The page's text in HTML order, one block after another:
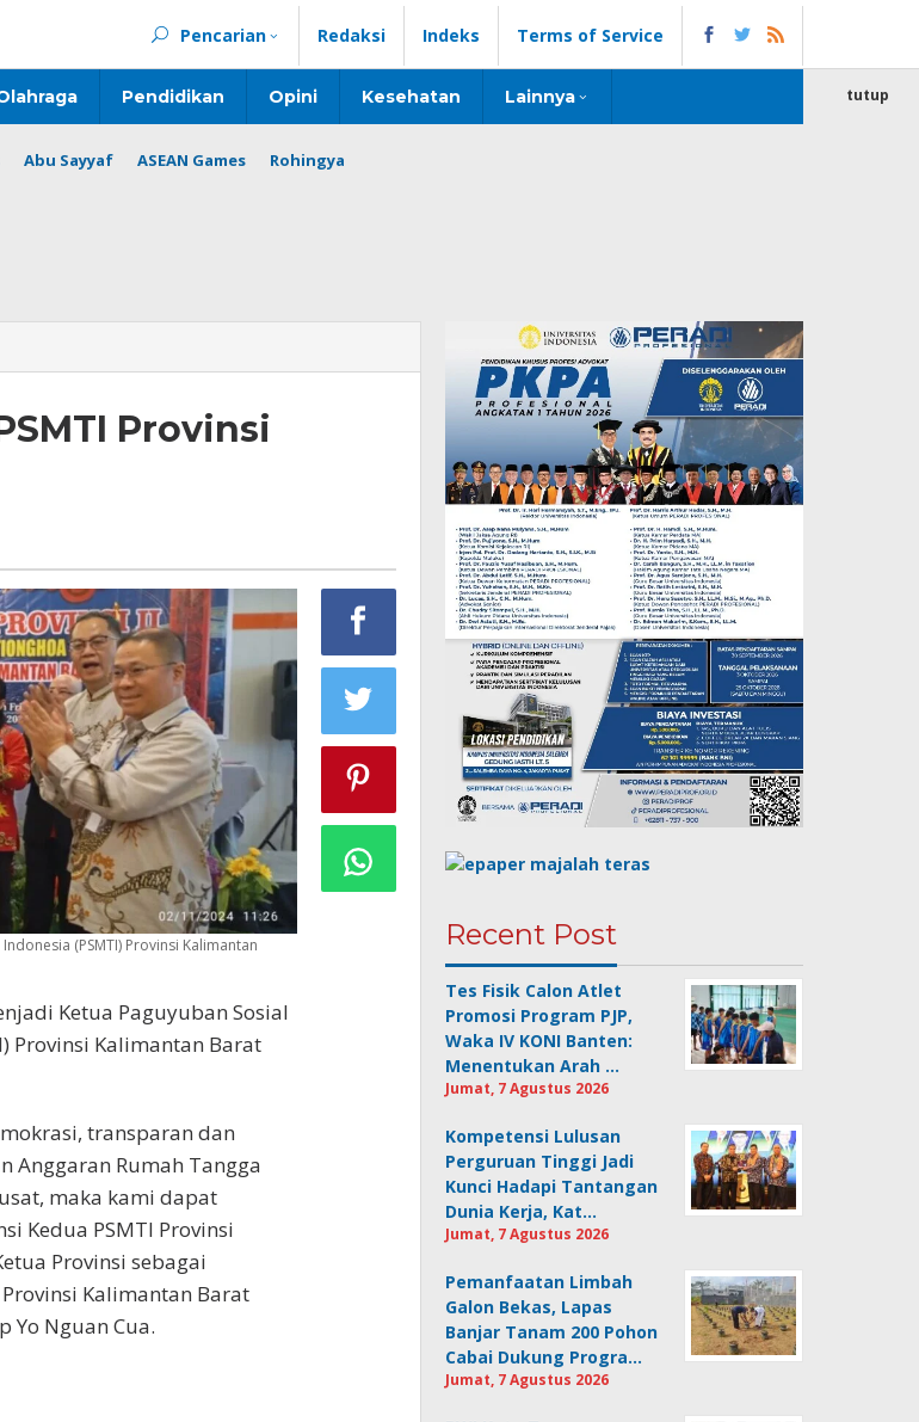
Pencarian Redaksi Indeks Terms of Service
Pendidikan Opini Kesehatan Lainnya
Abu Sayyaf ASEAN Games Rohingya
tutup
Provinsi
(PSMTI) Provinsi Kalimantan
Ketua Paguyuban Sosial
Provinsi Kalimantan Barat
transparan dan
Anggaran Rumah Tangga
maka kami dapat
Kedua PSMTI Provinsi
Provinsi sebagai
Kalimantan Barat
Yo Nguan Cua.
Recent Post
Tes Fisik Calon Atlet
Promosi Program PJP,
Waka IV KONI Banten:
Menentukan Arah …
Jumat, 7 Agustus 2026
Kompetensi Lulusan
Perguruan Tinggi Jadi
Kunci Hadapi Tantangan
Dunia Kerja, Kat…
Jumat, 7 Agustus 2026
Pemanfaatan Limbah
Galon Bekas, Lapas
Banjar Tanam 200 Pohon
Cabai Dukung Progra…
Jumat, 7 Agustus 2026